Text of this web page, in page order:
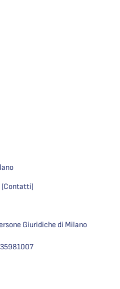
(Contatti)
Giuridiche di Milano